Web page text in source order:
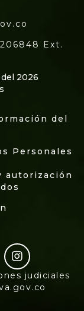
Ext.
2026
del
Personales
autorización
judiciales